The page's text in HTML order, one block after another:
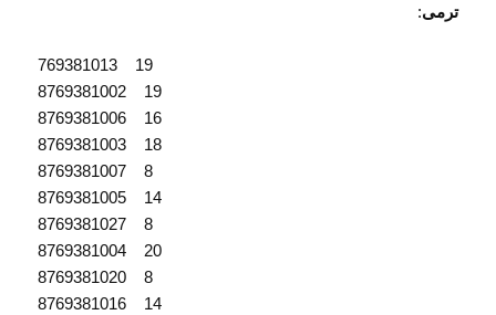
ترمی:
769381013 19
8769381002 19
8769381006 16
8769381003 18
8769381007 8
8769381005 14
8769381027 8
8769381004 20
8769381020 8
8769381016 14